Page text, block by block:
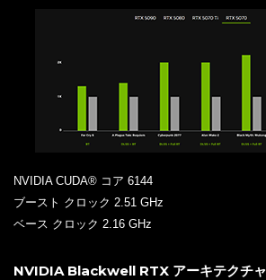
NVIDIA CUDA® コア 6144
ブースト クロック 2.51 GHz
ベース クロック 2.16 GHz
NVIDIA Blackwell RTX アーキテクチャ